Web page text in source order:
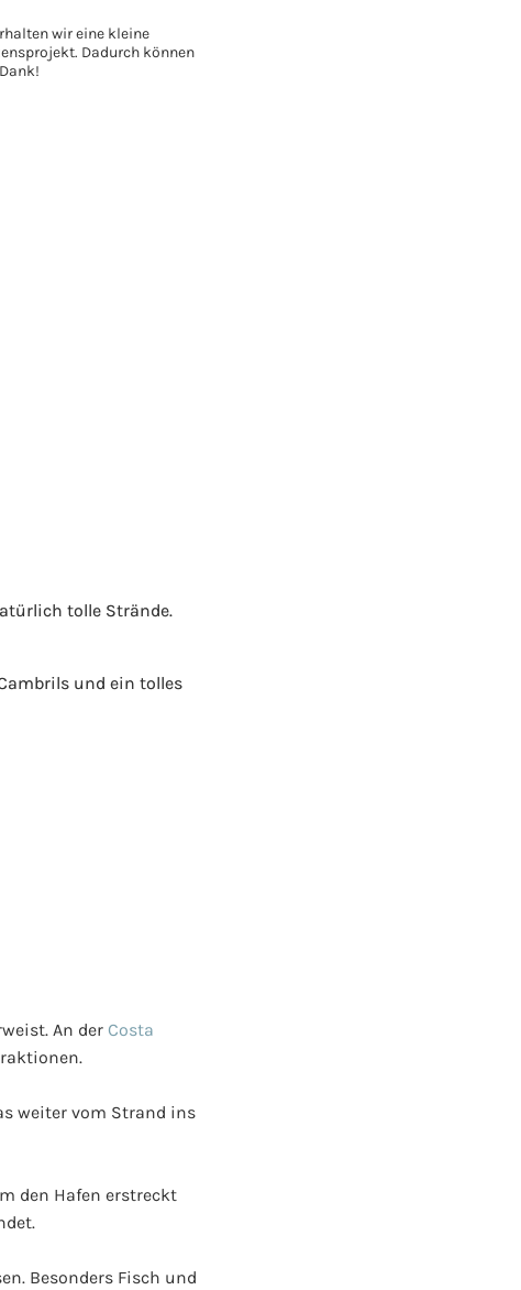
wir eine kleine
Dadurch können
tolle Strände.
und ein tolles
An der Costa
weiter vom Strand ins
den Hafen erstreckt
Besonders Fisch und